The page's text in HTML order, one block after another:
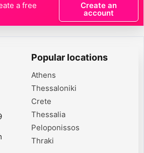
a free Create an
account
Popular locations
Athens
Thessaloniki
Crete
Thessalia
Peloponissos
Thraki